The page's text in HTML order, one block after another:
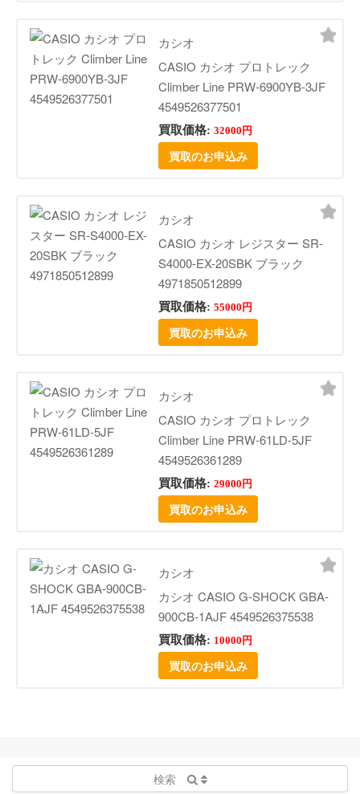
カシオ
CASIO カシオ プロトレック
Climber Line PRW-6900YB-3JF
4549526377501
買取価格: 32000円
買取のお申込み
カシオ
CASIO カシオ レジスター SR-
S4000-EX-20SBK ブラック
4971850512899
買取価格: 55000円
買取のお申込み
カシオ
CASIO カシオ プロトレック
Climber Line PRW-61LD-5JF
4549526361289
買取価格: 29000円
買取のお申込み
カシオ
カシオ CASIO G-SHOCK GBA-
900CB-1AJF 4549526375538
買取価格: 10000円
買取のお申込み
検索